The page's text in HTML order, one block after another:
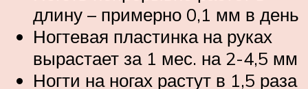
длину – примерно 0,1 мм в день
Ногтевая пластинка на руках
вырастает за 1 мес. на 2-4,5 мм
Ногти на ногах растут в 1,5 раза